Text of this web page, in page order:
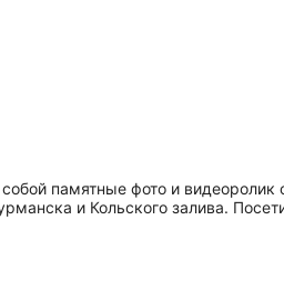
памятные фото и
и Кольского залива.